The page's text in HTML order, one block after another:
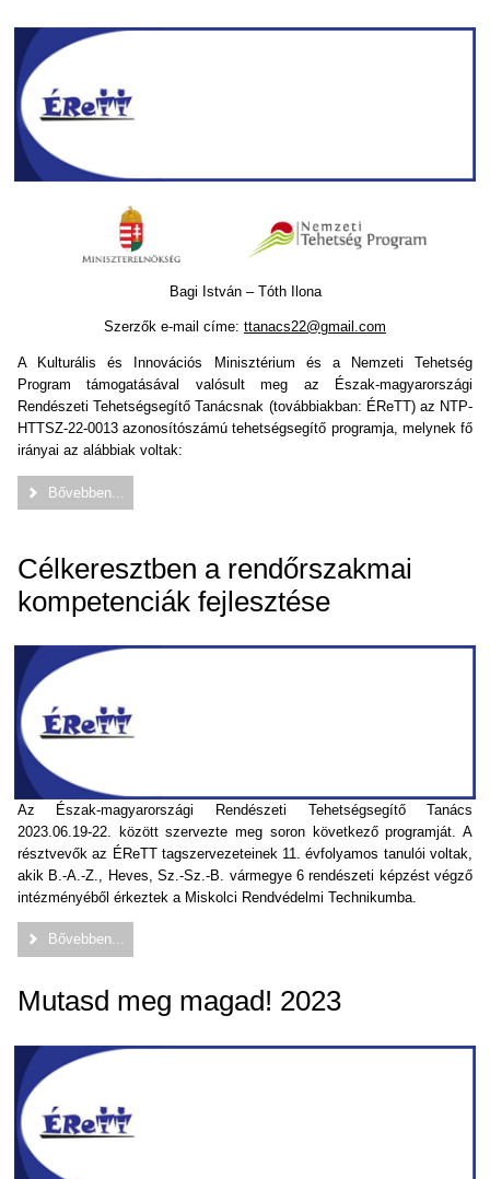
Bagi István – Tóth Ilona
Szerzők e-mail címe: ttanacs22@gmail.com
A Kulturális és Innovációs Minisztérium és a Nemzeti Tehetség
Program támogatásával valósult meg az Észak-magyarországi
Rendészeti Tehetségsegítő Tanácsnak (továbbiakban: ÉReTT) az NTP-
HTTSZ-22-0013 azonosítószámú tehetségsegítő programja, melynek fő
irányai az alábbiak voltak:
Bővebben...
Célkeresztben a rendőrszakmai
kompetenciák fejlesztése
Az Észak-magyarországi Rendészeti Tehetségsegítő Tanács
2023.06.19-22. között szervezte meg soron következő programját. A
résztvevők az ÉReTT tagszervezeteinek 11. évfolyamos tanulói voltak,
akik B.-A.-Z., Heves, Sz.-Sz.-B. vármegye 6 rendészeti képzést végző
intézményéből érkeztek a Miskolci Rendvédelmi Technikumba.
Bővebben...
Mutasd meg magad! 2023